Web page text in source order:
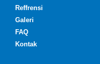
Reffrensi
Galeri
FAQ
Kontak